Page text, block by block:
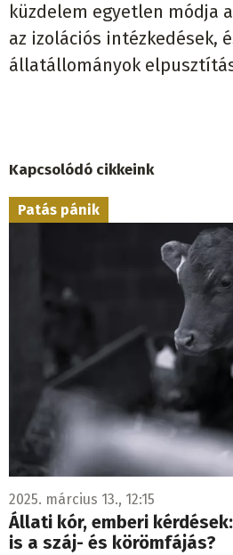
küzdelem egyetlen módja
az izolációs intézkedések,
állatállományok
Kapcsolódó cikkeink
Patás pánik
2025. március 13., 12:15
Állati kór, emberi
is a száj- és körömfájás?